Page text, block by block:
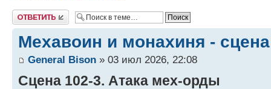
Ответить
Мехaвоин и монахиня -
General Bison » 03 июл 2026, 22:08
Сцена 102-3. Атака мех-орды